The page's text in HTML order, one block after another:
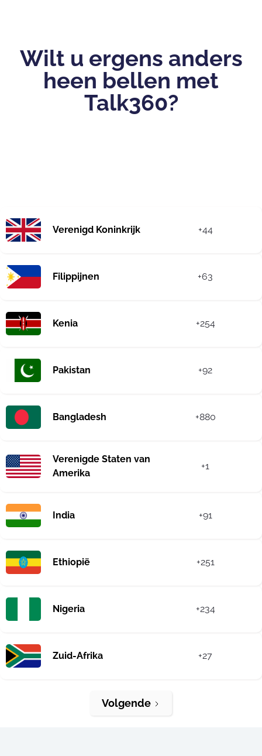
Wilt u ergens anders
heen bellen met
Talk360?
Verenigd Koninkrijk +44
Filippijnen +63
Kenia +254
Pakistan +92
Bangladesh +880
Verenigde Staten van
Amerika
+1
India +91
Ethiopië +251
Nigeria +234
Zuid-Afrika +27
Volgende